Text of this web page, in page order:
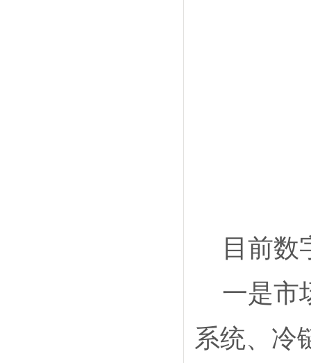
目前数
一是市
系统、冷